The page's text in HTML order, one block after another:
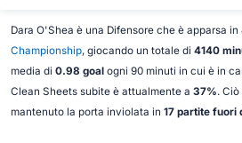
Dara O'Shea è una Difensore che è apparsa in
Championship, giocando un totale di 4140
media di 0.98 goalogni 90 minuti in cui è in
Clean Sheets subite è attualmente a 37%.
mantenuto la porta inviolata in 17 partite fuori